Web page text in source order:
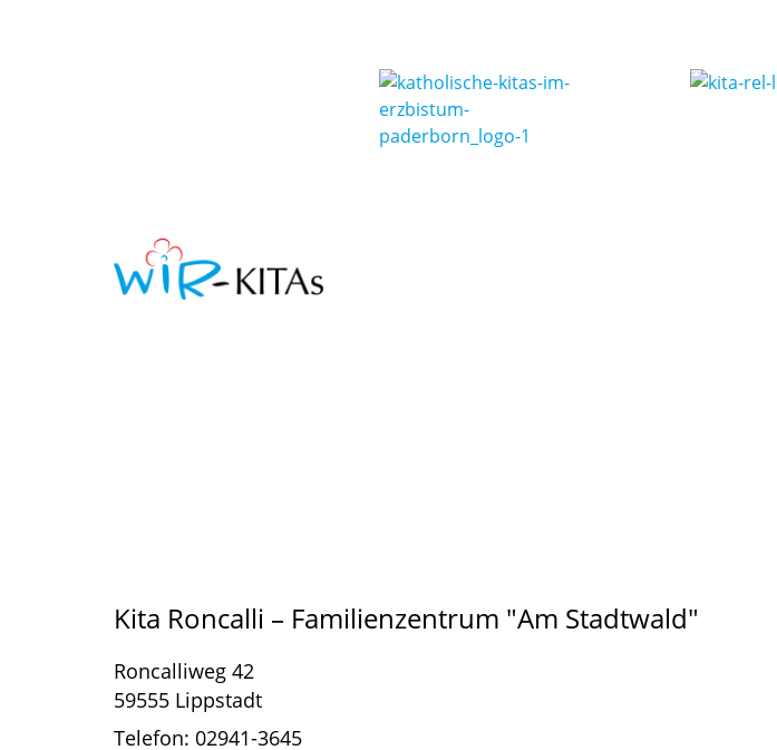
Kita Roncalli – Familienzentrum "Am Stadtwald"
Roncalliweg 42
59555 Lippstadt
Telefon: 02941-3645